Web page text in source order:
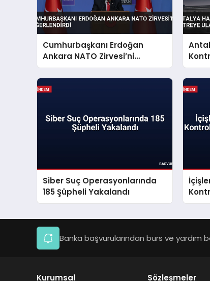
Cumhurbaşkanı Erdoğan
Ankara NATO Zirvesi’ni
Değerlendirdi
Siber Suç Operasyonlarında
185 Şüpheli Yakalandı
Banka başvurularından burs ve yardım
Kurumsal Sözleşmeler